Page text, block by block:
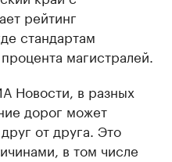
рейтинг
стандартам
магистралей.
Новости, в разных
дорог может
от друга. Это
в том числе